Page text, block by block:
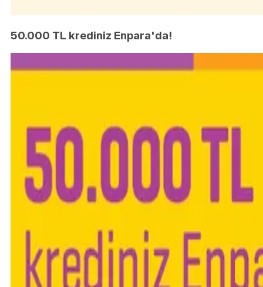
50.000 TL krediniz Enpara'da!